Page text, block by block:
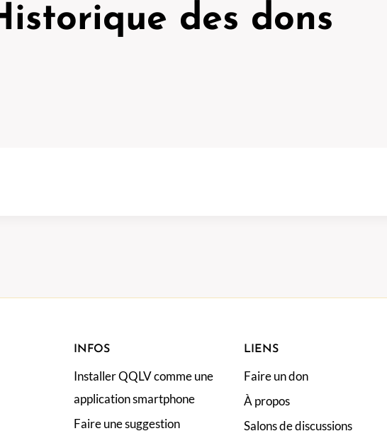
des dons
INFOS
Installer QQLV comme une
application smartphone
Faire une suggestion
LIENS
Faire un don
À propos
Salons de discussions